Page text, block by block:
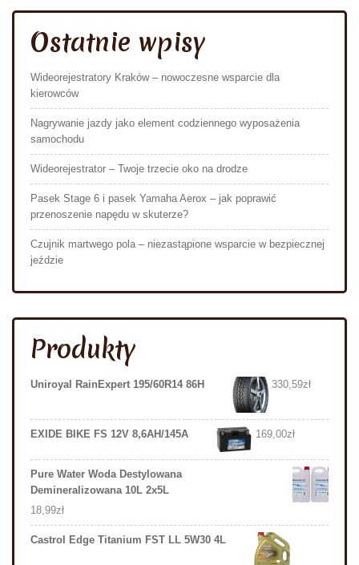
Ostatnie wpisy
Wideorejestratory Kraków – nowoczesne wsparcie dla
kierowców
Nagrywanie jazdy jako element codziennego wyposażenia
samochodu
Wideorejestrator – Twoje trzecie oko na drodze
Pasek Stage 6 i pasek Yamaha Aerox – jak poprawić
przenoszenie napędu w skuterze?
Czujnik martwego pola – niezastąpione wsparcie w bezpiecznej
jeździe
Produkty
Uniroyal RainExpert 195/60R14 86H 330,59zł
EXIDE BIKE FS 12V 8,6AH/145A 169,00zł
Pure Water Woda Destylowana
Demineralizowana 10L 2x5L
18,99zł
Castrol Edge Titanium FST LL 5W30 4L